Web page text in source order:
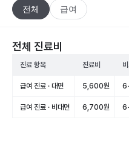
전체 급여
전체 진료비
진료 항목 진료비
급여 진료 · 대면 5,600원
급여 진료 · 비대면 6,700원